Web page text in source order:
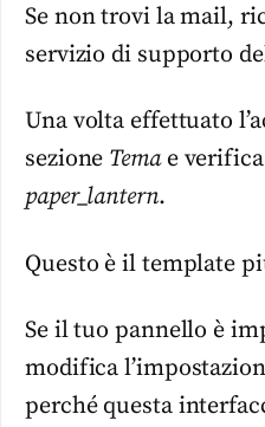
Se non trovi la mail,
servizio di supporto
Una volta effettuato
sezione Temae verifica
paper_lantern.
Questo è il template
Se il tuo pannello è
modifica
perché questa